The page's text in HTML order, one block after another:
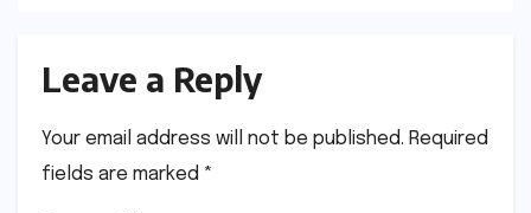
Leave a Reply
Your email address will not be published. Required
fields are marked *